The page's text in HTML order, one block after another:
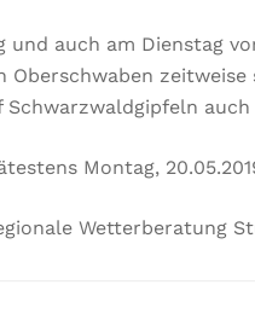
und auch am Dienstag
Oberschwaben
Schwarzwaldgipfeln
Montag,
Wetterberatung